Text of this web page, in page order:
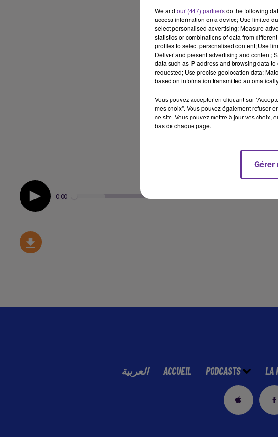
La catastrophe
bombardements
8eme
sera l’une de nos
tribune
qui appellent à
Quelque 110
dessus de la
Le projet de loi
entame son
ministres.
0:00
العربية ACCUEIL PODCASTS LA
We and our (447) partnersdo the following
access information on a device; Use limited
select personalised advertising; Measure
statistics or combinations of data from
profiles to select personalised content; Use
Deliver and present advertising and content;
data such as IP address and browsing data
requested; Use precise geolocation data;
based on information transmitted
Vous pouvez accepter en cliquant sur
mes choix". Vous pouvez également refuser
ce site. Vous pouvez mettre à jour vos choix,
bas de chaque page.
Gérer